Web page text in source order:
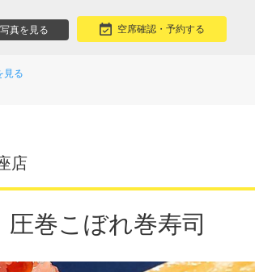
写真を見る 空席確認・予約する
見る
店
巻こぼれ巻寿司